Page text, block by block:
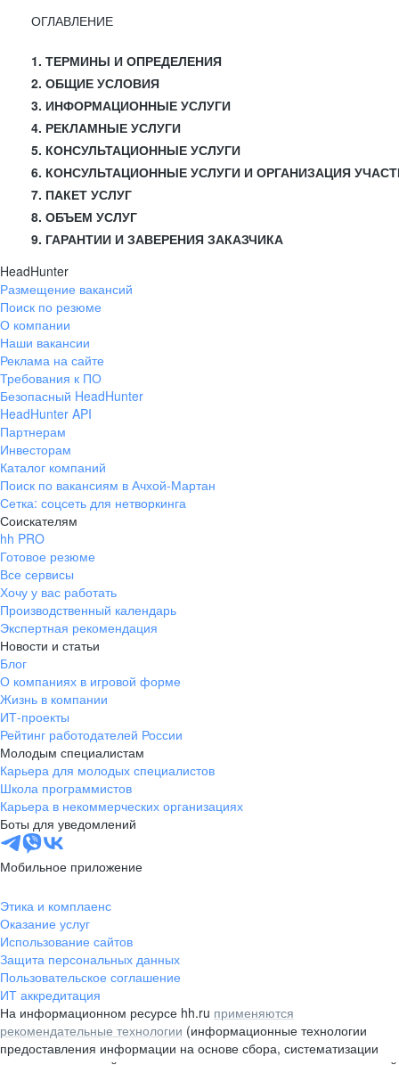
ОГЛАВЛЕНИЕ
1. ТЕРМИНЫ И ОПРЕДЕЛЕНИЯ
2. ОБЩИЕ УСЛОВИЯ
3. ИНФОРМАЦИОННЫЕ УСЛУГИ
4. РЕКЛАМНЫЕ УСЛУГИ
5. КОНСУЛЬТАЦИОННЫЕ УСЛУГИ
6. КОНСУЛЬТАЦИОННЫЕ УСЛУГИ И ОРГАНИЗАЦИЯ
7. ПАКЕТ УСЛУГ
8. ОБЪЕМ УСЛУГ
9. ГАРАНТИИ И ЗАВЕРЕНИЯ ЗАКАЗЧИКА
HeadHunter
Размещение вакансий
Поиск по резюме
О компании
Наши вакансии
Реклама на сайте
Требования к ПО
Безопасный HeadHunter
HeadHunter API
Партнерам
Инвесторам
Каталог компаний
Поиск по вакансиям в Ачхой-Мартан
Сетка: соцсеть для нетворкинга
Соискателям
hh PRO
Готовое резюме
Все сервисы
Хочу у вас работать
Производственный календарь
Экспертная рекомендация
Новости и статьи
Блог
О компаниях в игровой форме
Жизнь в компании
ИТ-проекты
Рейтинг работодателей России
Молодым специалистам
Карьера для молодых специалистов
Школа программистов
Карьера в некоммерческих организациях
Боты для уведомлений
Мобильное приложение
Этика и комплаенс
Оказание услуг
Использование сайтов
Защита персональных данных
Пользовательское соглашение
ИТ аккредитация
На информационном ресурсе hh.ru применяются
рекомендательные технологии (информационные технологии
предоставления информации на основе сбора, систематизации